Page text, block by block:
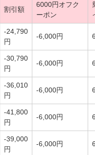
割引額
6000円オフク
ーポン
-24,790
円
-6,000円
-30,790
円
-6,000円
-36,010
円
-6,000円
-41,800
円
-6,000円
-39,000
円
-6,000円